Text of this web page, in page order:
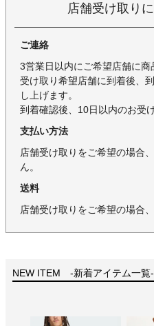
店舗受け取り
ご連絡
3営業日以内にご希望店舗に商
受け取り希望店舗に到着後、
し上げます。
到着確認後、10日以内のお受
支払い方法
店舗受け取りをご希望の場合
ん。
送料
店舗受け取りをご希望の場合
NEW ITEM -新着アイテム一覧-